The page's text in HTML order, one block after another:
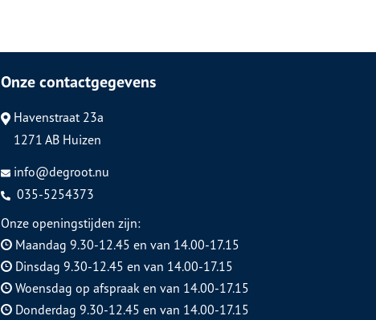
Onze contactgegevens
Havenstraat 23a
1271 AB Huizen
info@degroot.nu
035-5254373
Onze openingstijden zijn:
Maandag 9.30-12.45 en van 14.00-17.15
Dinsdag 9.30-12.45 en van 14.00-17.15
Woensdag op afspraak en van 14.00-17.15
Donderdag 9.30-12.45 en van 14.00-17.15